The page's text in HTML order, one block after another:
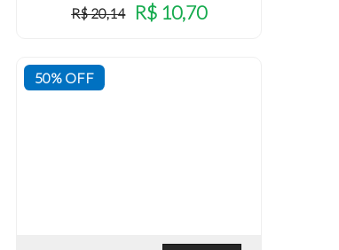
R$ 20,14 R$ 10,70
50% OFF